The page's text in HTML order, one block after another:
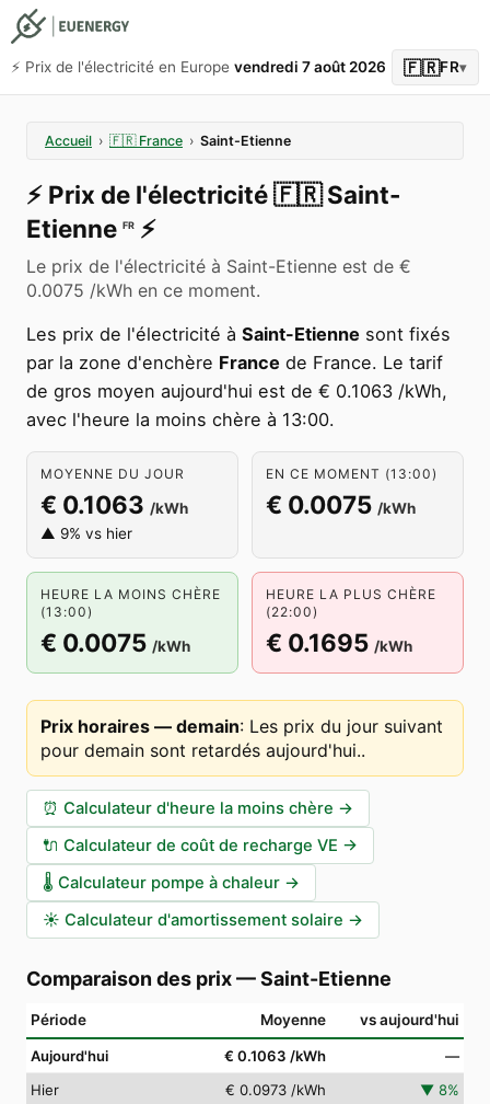
⚡️ Prix de l'électricité en Europe vendredi 7 août 2026 🇫🇷FR▾
Accueil › 🇫🇷 France › Saint-Etienne
⚡️ Prix de l'électricité🇫🇷 Saint-
Etienne FR ⚡️
Le prix de l'électricité à Saint-Etienne est de €
0.0075 /kWh en ce moment.
Les prix de l'électricité à Saint-Etienne sont fixés
par la zone d'enchère France de France. Le tarif
de gros moyen aujourd'hui est de € 0.1063 /kWh,
avec l'heure la moins chère à 13:00.
MOYENNE DU JOUR
€ 0.1063 /kWh
▲ 9% vs hier
EN CE MOMENT (13:00)
€ 0.0075 /kWh
HEURE LA MOINS CHÈRE
(13:00)
€ 0.0075 /kWh
HEURE LA PLUS CHÈRE
(22:00)
€ 0.1695 /kWh
Prix horaires — demain: Les prix du jour suivant
pour demain sont retardés aujourd'hui..
⏰ Calculateur d'heure la moins chère →
🔌 Calculateur de coût de recharge VE →
🌡️ Calculateur pompe à chaleur →
☀️ Calculateur d'amortissement solaire →
Comparaison des prix—Saint-Etienne
Période Moyenne vs aujourd'hui
Aujourd'hui € 0.1063 /kWh
—
Hier
€ 0.0973 /kWh ▼ 8%